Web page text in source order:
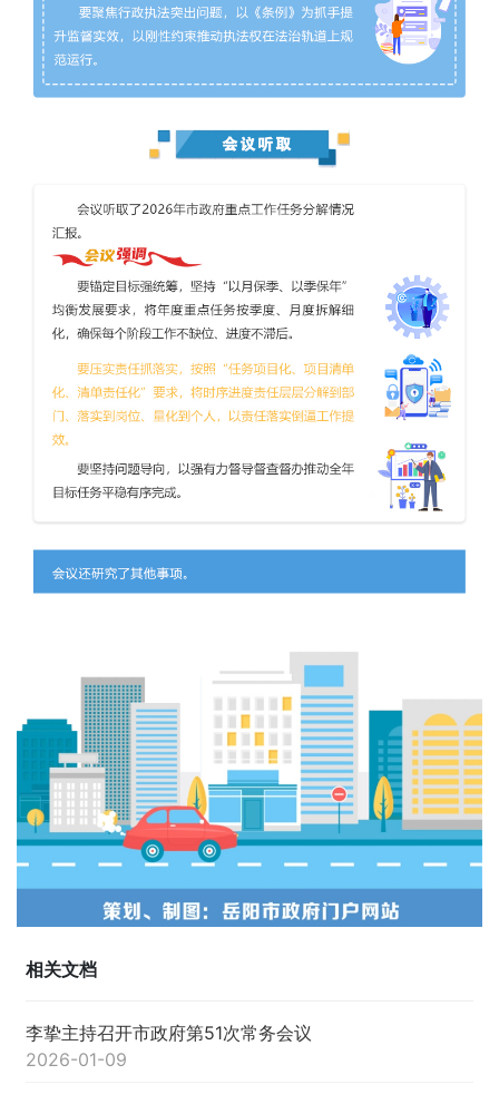
相关文档
李挚主持召开市政府第51次常务会议
2026-01-09